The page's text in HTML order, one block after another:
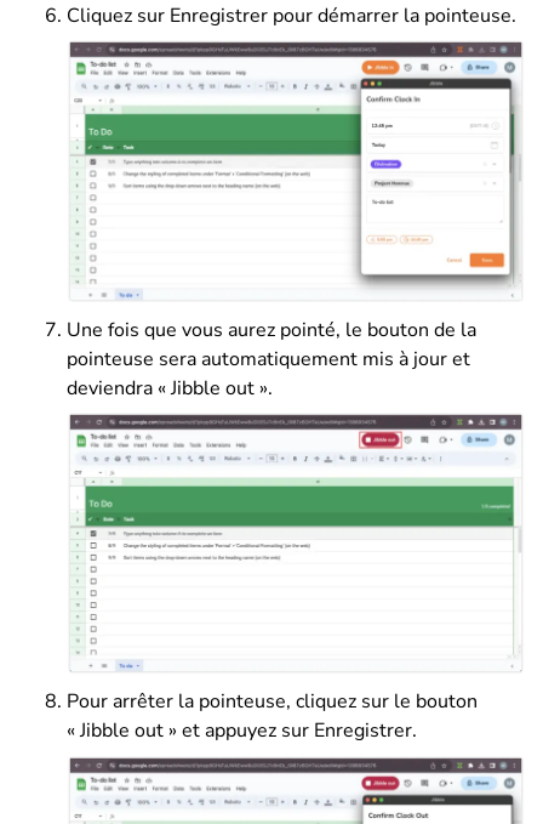
Cliquez sur Enregistrer pour démarrer la pointeuse.
Une fois que vous aurez pointé, le bouton de la
pointeuse sera automatiquement mis à jour et
deviendra « Jibble out ».
Pour arrêter la pointeuse, cliquez sur le bouton
« Jibble out » et appuyez sur Enregistrer.